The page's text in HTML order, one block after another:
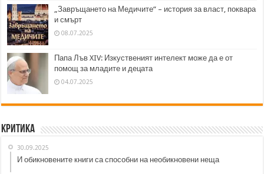
„Завръщането на Медичите“ – история за власт, поквара
и смърт
08.07.2025
Папа Лъв XIV: Изкуственият интелект може да е от
помощ за младите и децата
04.07.2025
Критика
30.09.2025
И обикновените книги са способни на необикновени неща